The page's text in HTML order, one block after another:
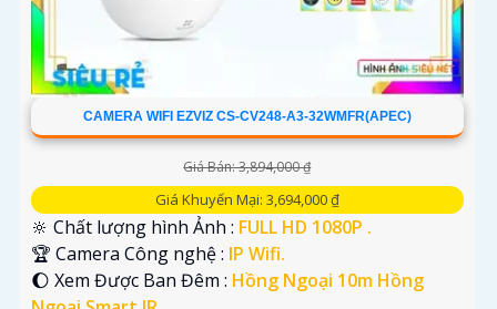
CAMERA WIFI EZVIZ CS-CV248-A3-32WMFR(APEC)
Giá Bán: 3,894,000 ₫
Giá Khuyến Mại: 3,694,000 ₫
🔆 Chất lượng hình Ảnh : FULL HD 1080P .
🏆 Camera Công nghệ : IP Wifi.
🌔 Xem Được Ban Đêm : Hồng Ngoại 10m Hồng